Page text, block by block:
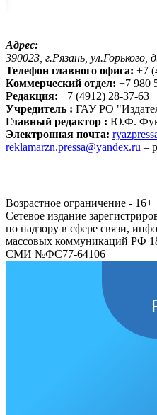
Адрес:
390023, г.Рязань, ул.Горького,
Телефон главного офиса: +7
Коммерческий отдел: +7 980
Редакция: +7 (4912) 28-37-63
Учредитель : ГАУ РО
Главный редактор : Ю.Ф.
Электронная почта:
reklamarzn.pressa@yandex.ru –
Возрастное ограничение - 16+
Сетевое издание
по надзору в сфере связи,
массовых коммуникаций РФ
СМИ №ФС77-64106